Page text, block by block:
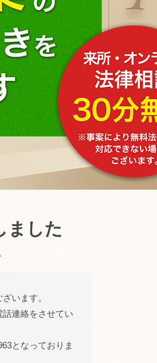
ました
います。
連絡をさせてい
となっておりま